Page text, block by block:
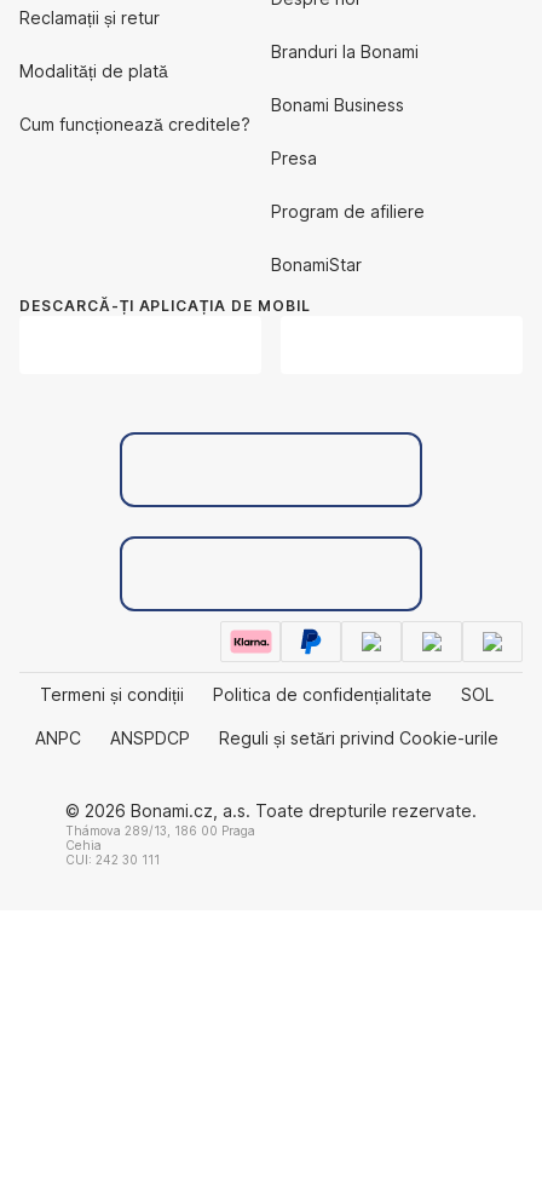
Reclamații și retur
Modalități de plată
Cum funcționează creditele?
Branduri la Bonami
Bonami Business
Presa
Program de afiliere
BonamiStar
DESCARCĂ-ȚI APLICAȚIA DE MOBIL
Termeni și condiții Politica de confidențialitate SOL
ANPC ANSPDCP Reguli și setări privind Cookie-urile
© 2026 Bonami.cz, a.s. Toate drepturile rezervate.
Thámova 289/13, 186 00 Praga
Cehia
CUI: 242 30 111